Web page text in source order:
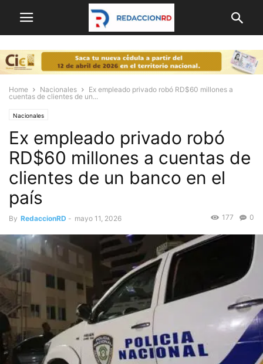
Home Nacionales
Ex empleado privado robó RD$60 millones a
cuentas de clientes de un...
Nacionales
Ex empleado privado robó
RD$60 millones a cuentas de
clientes de un banco en el
país
By RedaccionRD - mayo 11, 2026 0
177